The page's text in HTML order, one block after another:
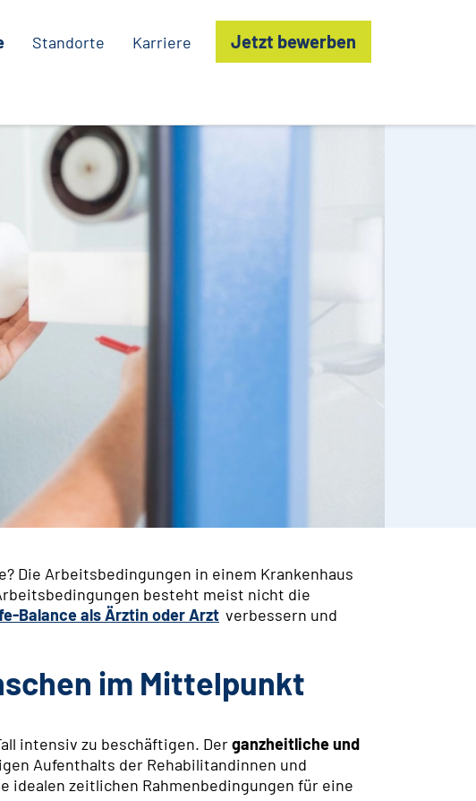
Standorte Karriere Jetzt bewerben
Die Arbeitsbedingungen in einem Krankenhaus
besteht meist nicht die
Balance als Ärztin oder Arzt verbessern und
im Mittelpunkt
intensiv zu beschäftigen. Derganzheitliche und
Aufenthalts der Rehabilitandinnen und
idealen zeitlichen Rahmenbedingungen für eine